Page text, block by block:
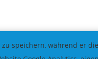
speichern, während er